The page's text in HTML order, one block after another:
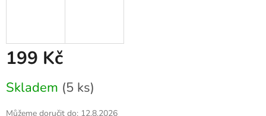
199 Kč
cena:
Skladem (5 ks)
Můžeme doručit do: 12.8.2026